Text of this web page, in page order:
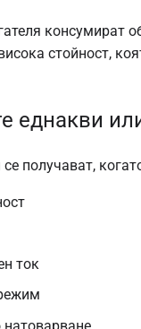
консумират
стойност,
еднакви
получават,
ток